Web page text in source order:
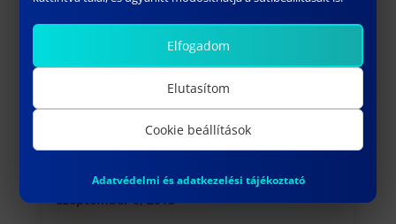
„Légy Te is láncszem” – pályázati
felhívás
szeptember 6, 2013
Elfogadom
Elutasítom
Cookie beállítások
Adatvédelmi és adatkezelési tájékoztató